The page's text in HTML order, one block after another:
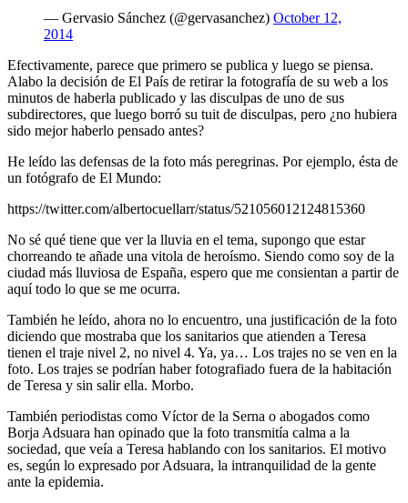
— Gervasio Sánchez (@gervasanchez) October 12,
2014
Efectivamente, parece que primero se publica y luego se piensa.
Alabo la decisión de El País de retirar la fotografía de su web a los
minutos de haberla publicado y las disculpas de uno de sus
subdirectores, que luego borró su tuit de disculpas, pero ¿no hubiera
sido mejor haberlo pensado antes?
He leído las defensas de la foto más peregrinas. Por ejemplo, ésta de
un fotógrafo de El Mundo:
https://twitter.com/albertocuellarr/status/521056012124815360
No sé qué tiene que ver la lluvia en el tema, supongo que estar
chorreando te añade una vitola de heroísmo. Siendo como soy de la
ciudad más lluviosa de España, espero que me consientan a partir de
aquí todo lo que se me ocurra.
También he leído, ahora no lo encuentro, una justificación de la foto
diciendo que mostraba que los sanitarios que atienden a Teresa
tienen el traje nivel 2, no nivel 4. Ya, ya… Los trajes no se ven en la
foto. Los trajes se podrían haber fotografiado fuera de la habitación
de Teresa y sin salir ella. Morbo.
También periodistas como Víctor de la Serna o abogados como
Borja Adsuara han opinado que la foto transmitía calma a la
sociedad, que veía a Teresa hablando con los sanitarios. El motivo
es, según lo expresado por Adsuara, la intranquilidad de la gente
ante la epidemia.